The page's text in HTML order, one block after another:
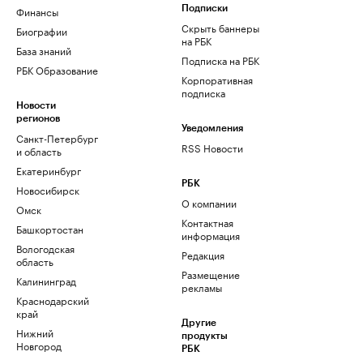
Финансы
Биографии
База знаний
РБК Образование
Новости
регионов
Санкт-Петербург
и область
Екатеринбург
Новосибирск
Омск
Башкортостан
Вологодская
область
Калининград
Краснодарский
край
Нижний
Новгород
Подписки
Скрыть баннеры
на РБК
Подписка на РБК
Корпоративная
подписка
Уведомления
RSS Новости
РБК
О компании
Контактная
информация
Редакция
Размещение
рекламы
Другие
продукты
РБК